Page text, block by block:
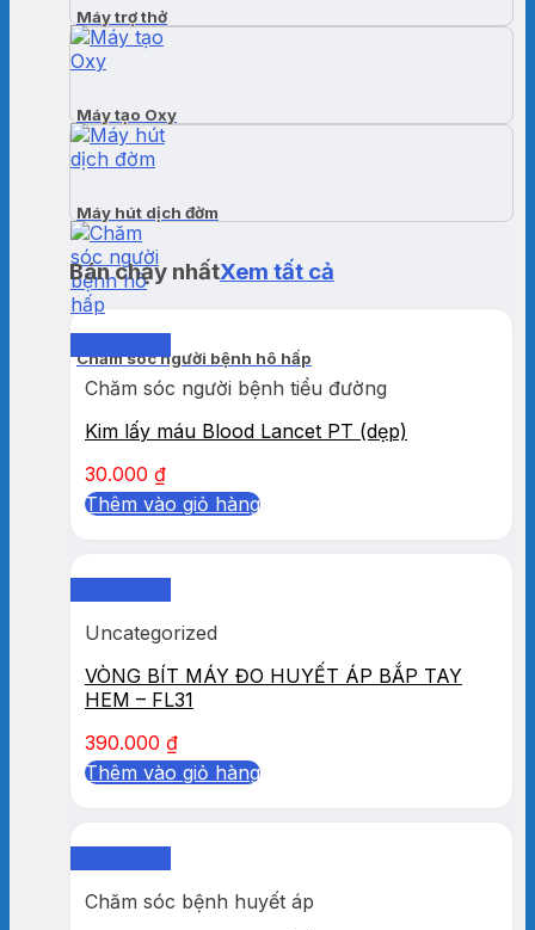
Máy trợ thở
Máy tạo Oxy
Máy hút dịch đờm
Chăm sóc người bệnh hô hấp
Bán chạy nhấtXem tất cả
Chăm sóc người bệnh tiểu đường
Kim lấy máu Blood Lancet PT (dẹp)
30.000 ₫
Thêm vào giỏ hàng
Uncategorized
VÒNG BÍT MÁY ĐO HUYẾT ÁP BẮP TAY
HEM – FL31
390.000 ₫
Thêm vào giỏ hàng
Chăm sóc bệnh huyết áp